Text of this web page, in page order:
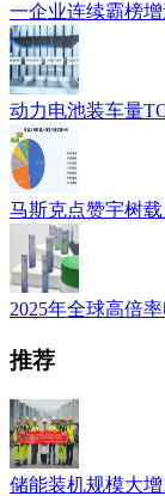
一企业连续霸榜
动力电池装车量
马斯克点赞宇树
2025年全球高倍
推荐
储能装机规模大